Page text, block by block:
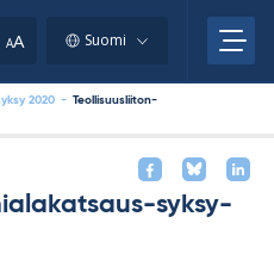
AA Suomi
2020 - Teollisuusliiton-
syksy-